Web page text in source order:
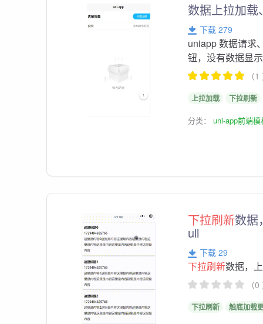
数据上拉加载
下载 279
uniapp 数据请求
钮，没有数据显
（
上拉加载 下拉刷新
分类：uni-app前端模
下拉刷新数据
ull
下载 29
下拉刷新数据，
（
下拉刷新 触底加载